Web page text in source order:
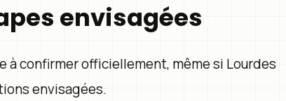
envisagées
à confirmer officiellement, même si Lourdes
envisagées.